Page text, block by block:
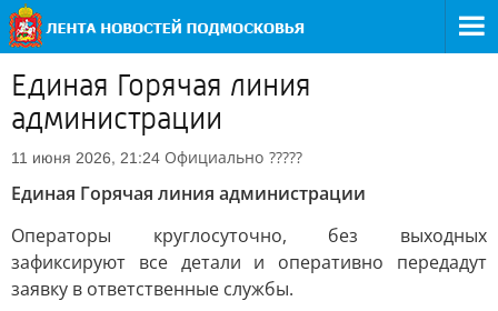
Единая Горячая линия
администрации
11 июня 2026, 21:24 Официально ?????
Единая Горячая линия администрации
Операторы круглосуточно, без выходных
зафиксируют все детали и оперативно передадут
заявку в ответственные службы.